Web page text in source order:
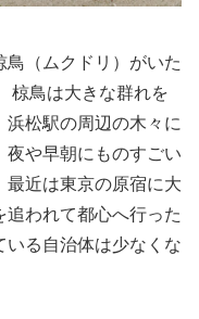
（ムクドリ）がいた
椋鳥は大きな群れを
松駅の周辺の木々に
夜や早朝にものすごい
近は東京の原宿に大
われて都心へ行った
る自治体は少なくな